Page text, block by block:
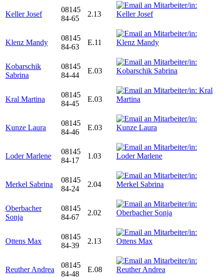
Keller Josef
08145
84-65
2.13
Klenz Mandy
08145
84-63
E.11
Kobarschik
Sabrina
08145
84-44
E.03
Kral Martina
08145
84-45
E.03
Kunze Laura
08145
84-46
E.03
Loder Marlene
08145
84-17
1.03
Merkel Sabrina
08145
84-24
2.04
Oberbacher
Sonja
08145
84-67
2.02
Ottens Max
08145
84-39
2.13
Reuther Andrea
08145
84-48
E.08